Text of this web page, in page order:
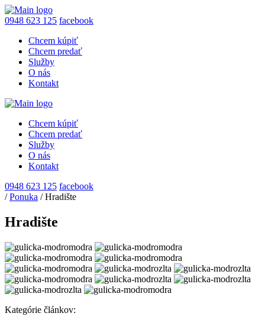
0948 623 125 facebook
Chcem kúpiť
Chcem predať
Služby
O nás
Kontakt
Chcem kúpiť
Chcem predať
Služby
O nás
Kontakt
0948 623 125 facebook
/Ponuka /Hradište
Hradište
Kategórie článkov: